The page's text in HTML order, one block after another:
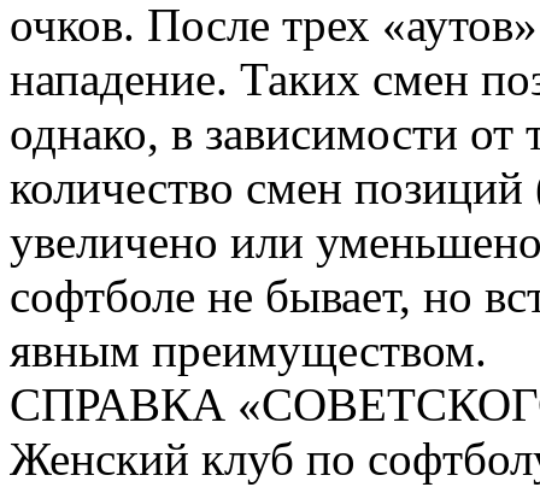
очков. После трех
нападение. Таких смен
однако, в зависимости от
количество смен
увеличено или
софтболе не бывает, но
явным преимуществом.
СПРАВКА
Женский клуб по